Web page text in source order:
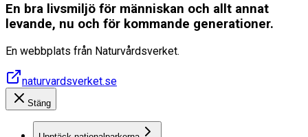
En bra livsmiljö för människan och allt annat
levande, nu och för kommande generationer.
En webbplats från Naturvårdsverket.
naturvardsverket.se
Stäng